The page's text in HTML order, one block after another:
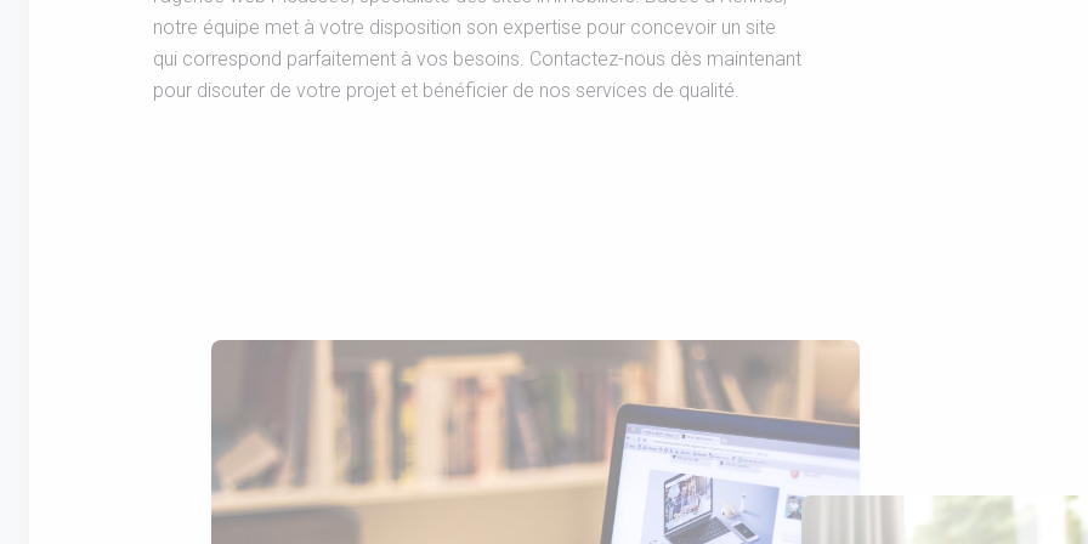
notre équipe met à votre disposition son expertise pour concevoir un site
qui correspond parfaitement à vos besoins. Contactez-nous dès maintenant
pour discuter de votre projet et bénéficier de nos services de qualité.